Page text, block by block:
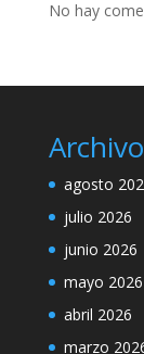
No hay
agosto
julio 2026
junio 2026
mayo 2026
abril 2026
marzo